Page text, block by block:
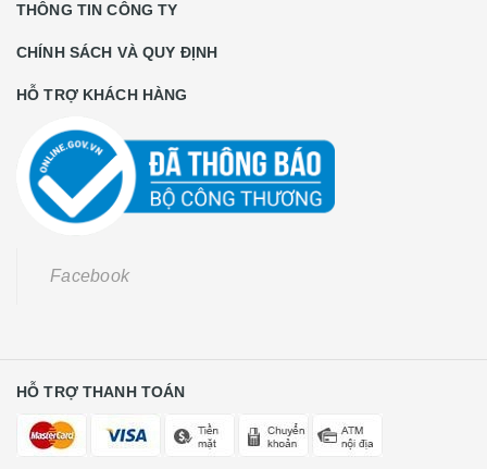
THÔNG TIN CÔNG TY
CHÍNH SÁCH VÀ QUY ĐỊNH
HỖ TRỢ KHÁCH HÀNG
Facebook
HỖ TRỢ THANH TOÁN